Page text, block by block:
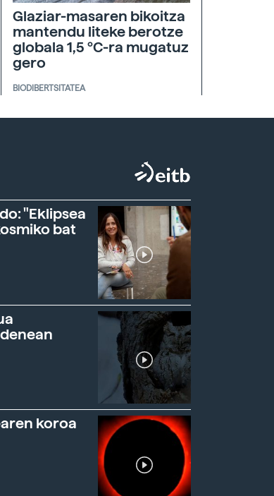
Glaziar-masaren bikoitza
mantendu liteke berotze
globala 1,5 ºC-ra mugatuz
gero
BIODIBERTSITATEA
"Eklipsea
bat
koroa